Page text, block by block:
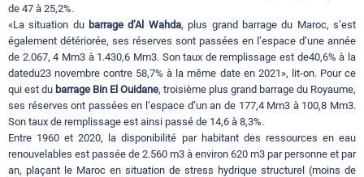
de 47 à 25,2%.
«La situation du barrage d’Al Wahda, plus grand barrage du Maroc, s’est
également détériorée, ses réserves sont passées en l’espace d’une année
de 2.067, 4 Mm3 à 1.430,6 Mm3. Son taux de remplissage est de40,6% à la
datedu23 novembre contre 58,7% à la même date en 2021», lit-on. Pour ce
qui est du barrage Bin El Ouidane, troisième plus grand barrage du Royaume,
ses réserves ont passées en l’espace d’un an de 177,4 Mm3 à 100,8 Mm3.
Son taux de remplissage est ainsi passé de 14,6 à 8,3%.
Entre 1960 et 2020, la disponibilité par habitant des ressources en eau
renouvelables est passée de 2.560 m3 à environ 620 m3 par personne et par
an, plaçant le Maroc en situation de stress hydrique structurel (moins de